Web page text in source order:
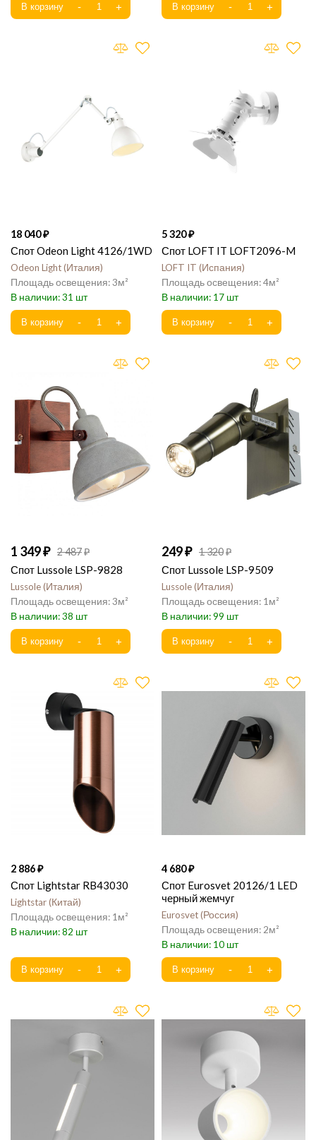
18 040
Спот Odeon Light 4126/1WD
Odeon Light Италия
3
31
5 320
Спот LOFT IT LOFT2096-M
LOFT IT Испания
4
17
1 349 2 487
Спот Lussole LSP-9828
Lussole Италия
3
38
249 1 320
Спот Lussole LSP-9509
Lussole Италия
1
99
2 886
Спот Lightstar RB43030
Lightstar Китай
1
82
4 680
Спот Eurosvet 20126/1 LED
черный жемчуг
Eurosvet Россия
2
10